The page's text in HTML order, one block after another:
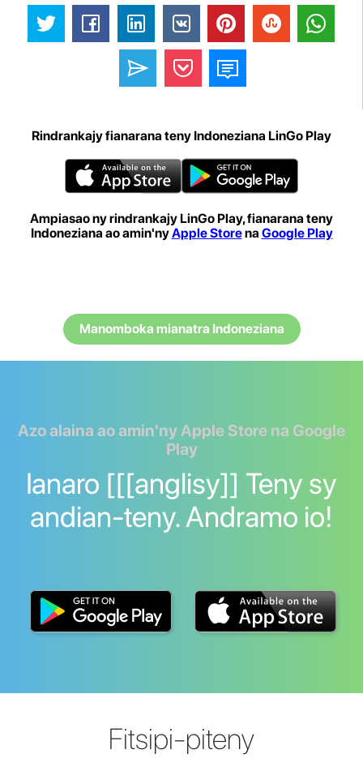
Rindrankajy fianarana teny Indoneziana LinGo Play
Ampiasao ny rindrankajy LinGo Play, fianarana teny
Indoneziana ao amin'nyApple Storena Google Play
Manomboka mianatra Indoneziana
Azo alaina ao amin'ny Apple Store na Google
Play
Ianaro [[[anglisy]] Teny sy
andian-teny. Andramo io!
Fitsipi-piteny